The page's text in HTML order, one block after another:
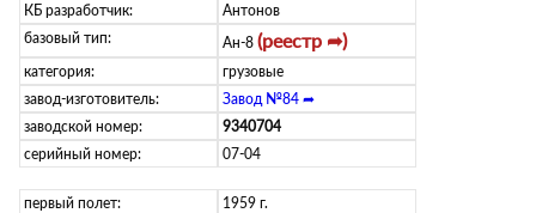
ЗАРЕГИСТРИРОВАТЬСЯ
КБ разработчик:
Антонов
базовый тип:
Ан-8 (реестр ➦)
категория:
грузовые
завод-изготовитель:
Завод №84 ➦
заводской номер:
9340704
серийный номер:
07-04
первый полет:
1959 г.